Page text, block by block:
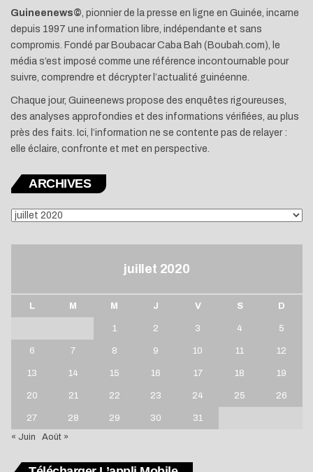
Guineenews©, pionnier de la presse en ligne en Guinée, incarne
depuis 1997 une information libre, indépendante et sans
compromis. Fondé par Boubacar Caba Bah (Boubah.com), le
média s’est imposé comme une référence incontournable pour
suivre, comprendre et décrypter l’actualité guinéenne.
Chaque jour, Guineenews propose des enquêtes rigoureuses,
des analyses approfondies et des informations vérifiées, au plus
près des faits. Ici, l’information ne se contente pas de relayer :
elle éclaire, confronte et met en perspective.
ARCHIVES
ARCHIVES
juillet 2020
L M M J V S D
1 2 3 4 5
6 7 8 9 10 11 12
13 14 15 16 17 18 19
20 21 22 23 24 25 26
27 28 29 30
31
« Juin
Août »